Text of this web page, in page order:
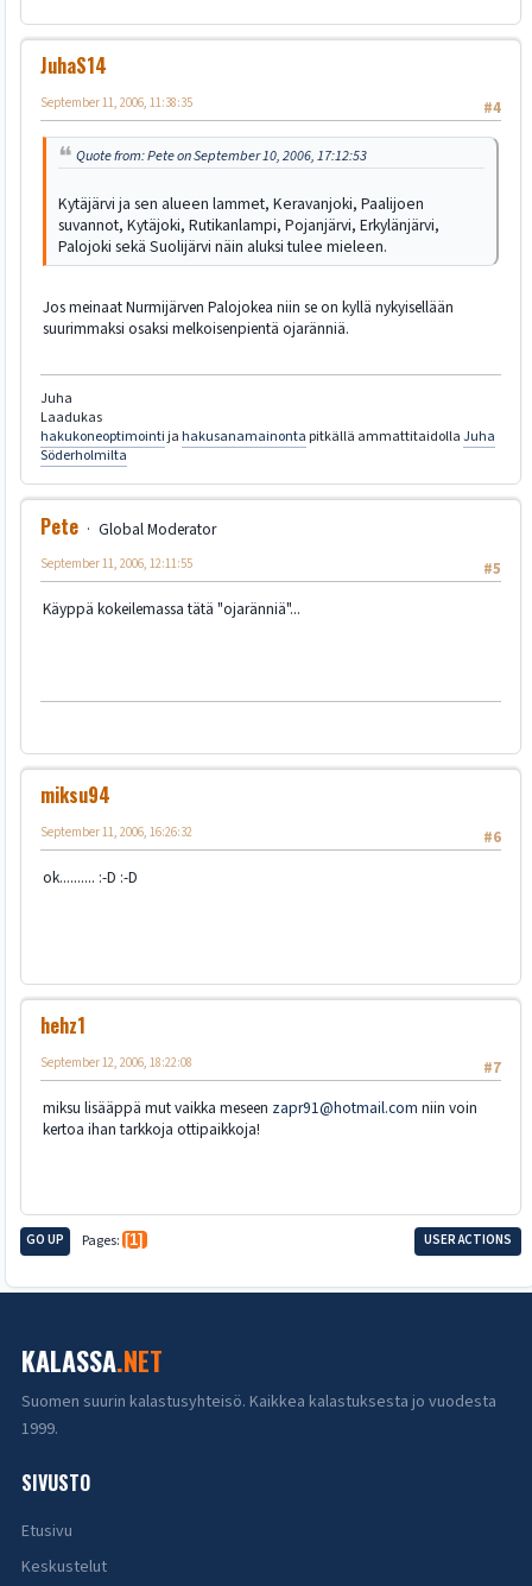
JuhaS14
#4
September 11, 2006, 11:38:35
Quote from: Pete on September 10, 2006, 17:12:53
Kytäjärvi ja sen alueen lammet, Keravanjoki, Paalijoen
suvannot, Kytäjoki, Rutikanlampi, Pojanjärvi, Erkylänjärvi,
Palojoki sekä Suolijärvi näin aluksi tulee mieleen.
Jos meinaat Nurmijärven Palojokea niin se on kyllä nykyisellään
suurimmaksi osaksi melkoisenpientä ojaränniä.
Juha
Laadukas
hakukoneoptimointija hakusanamainonta pitkällä ammattitaidollaJuha
Söderholmilta
Pete
Global Moderator
#5
September 11, 2006, 12:11:55
Käyppä kokeilemassa tätä "ojaränniä"...
miksu94
#6
September 11, 2006, 16:26:32
ok.......... :-D :-D
hehz1
#7
September 12, 2006, 18:22:08
miksu lisääppä mut vaikka meseen zapr91@hotmail.com niin voin
kertoa ihan tarkkoja ottipaikkoja!
GO UP Pages 1 USER ACTIONS
KALASSA.NET
Suomen suurin kalastusyhteisö. Kaikkea kalastuksesta jo vuodesta
1999.
SIVUSTO
Etusivu
Keskustelut